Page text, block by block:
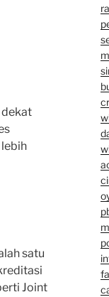
dekat
satu
Joint